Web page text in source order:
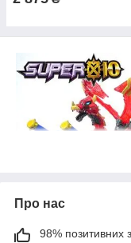
Про нас
98% позитивних з